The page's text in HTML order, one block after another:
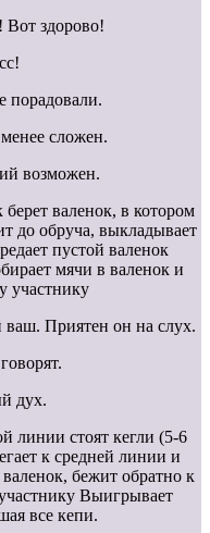
Вот здорово!
порадовали.
сложен.
возможен.
валенок, в котором
до обруча, выкладывает
пустой валенок
мячи в валенок и
участнику
Приятен он на слух.
дух.
линии стоят кегли (5-6
к средней линии и
бежит обратно к
Выигрывает
все кепи.